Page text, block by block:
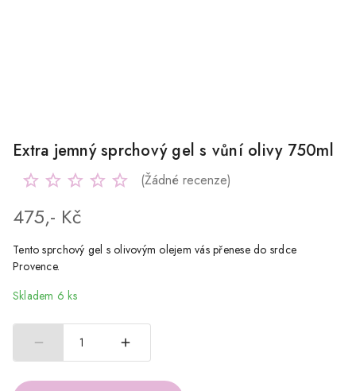
Extra jemný sprchový gel s vůní olivy 750ml
(Žádné recenze)
475,- Kč
Tento sprchový gel s olivovým olejem vás přenese do srdce
Provence.
Skladem 6 ks
1